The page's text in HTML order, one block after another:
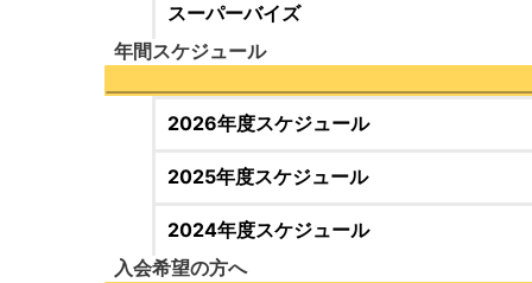
スーパーバイズ
年間スケジュール
2026年度スケジュール
2025年度スケジュール
2024年度スケジュール
入会希望の方へ